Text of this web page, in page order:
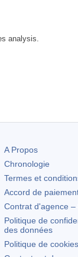
analysis.
A Propos
Chronologie
Termes et
Accord de
Contrat d'agence –
Politique de
des données
Politique de cookies